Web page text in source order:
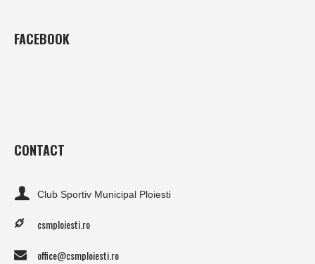
FACEBOOK
CONTACT
Club Sportiv Municipal Ploiesti
csmploiesti.ro
office@csmploiesti.ro